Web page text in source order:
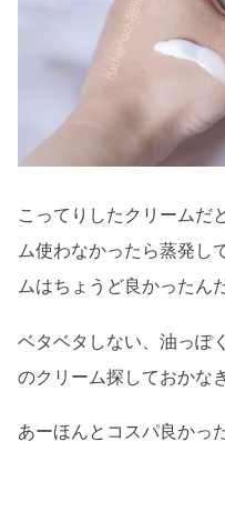
こってりしたクリームだ
ム使わなかったら蒸発し
ムはちょうど良かったん
ベタベタしない、油っぽ
のクリーム探しておかな
あーほんとコスパ良かっ